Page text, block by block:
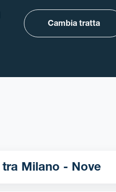
Cambia tratta
Qual è il costo del pedaggio tra Milano - Nove